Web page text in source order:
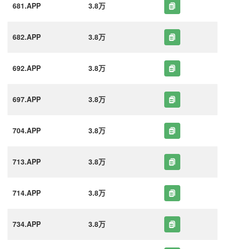
681.APP 3.8万
682.APP 3.8万
692.APP 3.8万
697.APP 3.8万
704.APP 3.8万
713.APP 3.8万
714.APP 3.8万
734.APP 3.8万